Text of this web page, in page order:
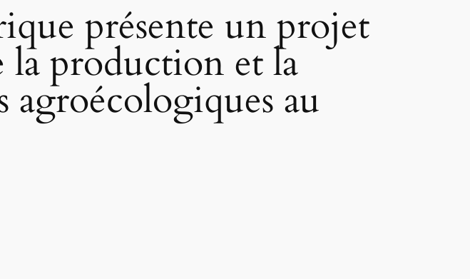
présente un projet
la production et la
au